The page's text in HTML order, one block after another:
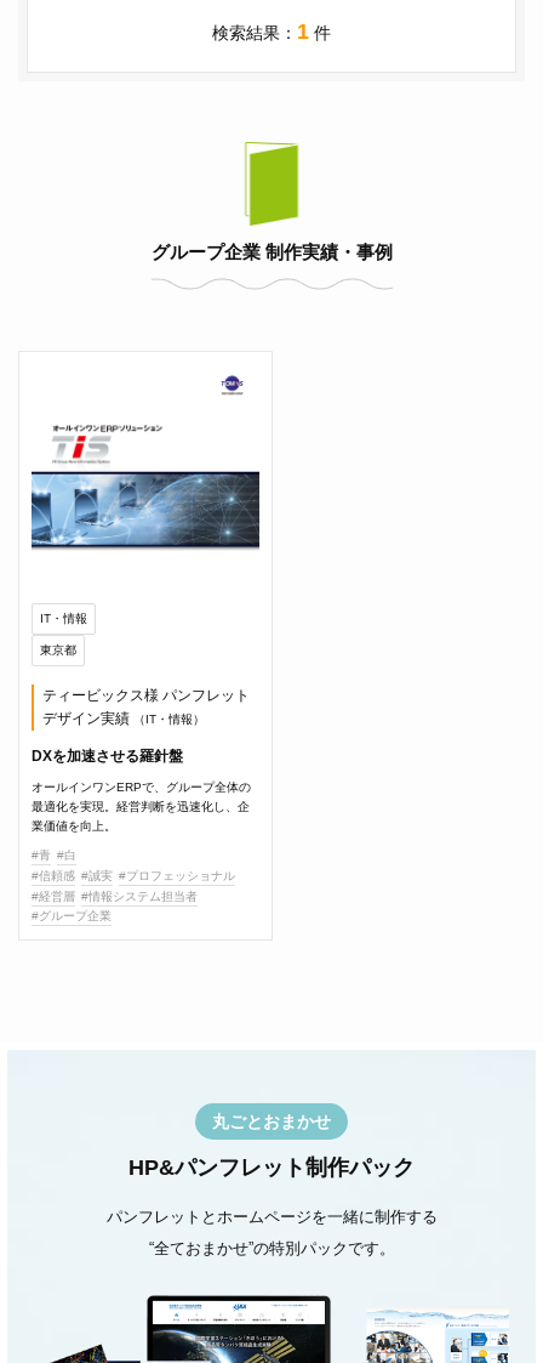
検索結果： 1 件
グループ企業 制作実績・事例
IT・情報
東京都
ティービックス様 パンフレット
デザイン実績
（IT・情報）
DXを加速させる羅針盤
オールインワンERPで、グループ全体の
最適化を実現。経営判断を迅速化し、企
業価値を向上。
#青 #白
#信頼感 #誠実 #プロフェッショナル
#経営層 #情報システム担当者
#グループ企業
丸ごとおまかせ
HP&パンフレット制作パック
パンフレットとホームページを一緒に制作する
“全ておまかせ”の特別パックです。